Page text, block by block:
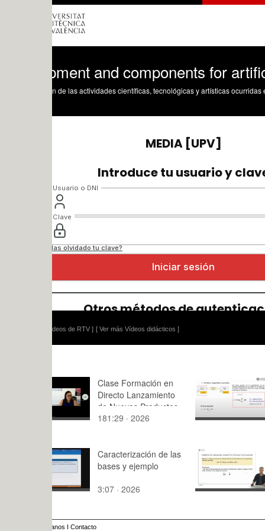
and components for artificial
de las actividades científicas, tecnológicas y artísticas ocurridas en los tres
[ Ver más Vídeos didácticos ]
Clase Formación en
Directo Lanzamiento
de Nuevos Productos
01/07/26
181:29 · 2026
Estudio
niveles
10:51 ·
Caracterización de las
bases y ejemplo
3:07 · 2026
Concepto
de
Ejercicios
7:35 · 2019